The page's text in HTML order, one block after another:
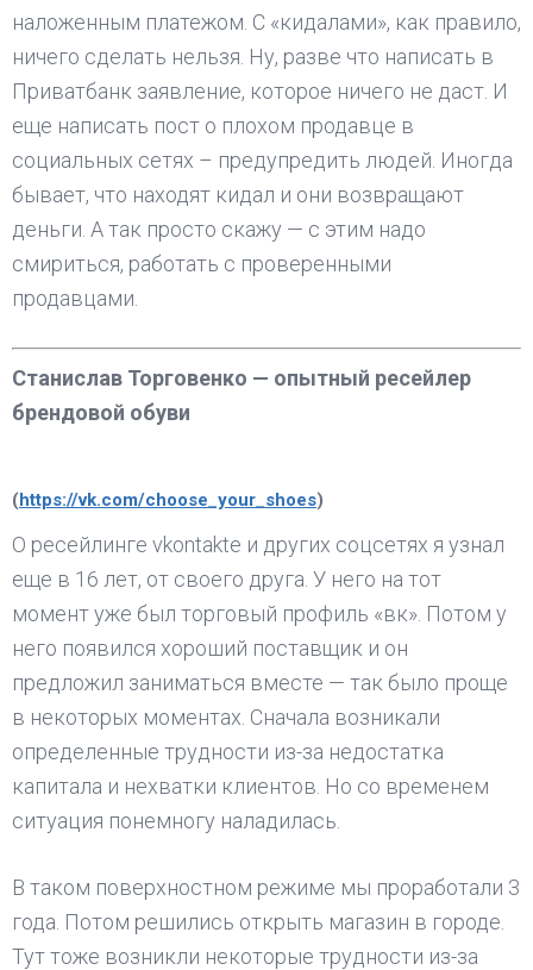
наложенным платежом. С «кидалами», как правило,
ничего сделать нельзя. Ну, разве что написать в
Приватбанк заявление, которое ничего не даст. И
еще написать пост о плохом продавце в
социальных сетях – предупредить людей. Иногда
бывает, что находят кидал и они возвращают
деньги. А так просто скажу — с этим надо
смириться, работать с проверенными
продавцами.
Станислав Торговенко — опытный ресейлер
брендовой обуви
(https://vk.com/choose_your_shoes)
О ресейлинге vkontakte и других соцсетях я узнал
еще в 16 лет, от своего друга. У него на тот
момент уже был торговый профиль «вк». Потом у
него появился хороший поставщик и он
предложил заниматься вместе — так было проще
в некоторых моментах. Сначала возникали
определенные трудности из-за недостатка
капитала и нехватки клиентов. Но со временем
ситуация понемногу наладилась.
В таком поверхностном режиме мы проработали 3
года. Потом решились открыть магазин в городе.
Тут тоже возникли некоторые трудности из-за